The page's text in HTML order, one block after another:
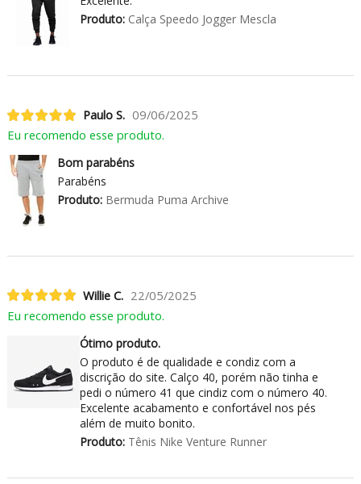
Produto:Calça Speedo Jogger Mescla
Paulo S. 09/06/2025
Eu recomendo esse produto.
Bom parabéns
Parabéns
Produto:Bermuda Puma Archive
Willie C. 22/05/2025
Eu recomendo esse produto.
Ótimo produto.
O produto é de qualidade e condiz com a
discrição do site. Calço 40, porém não tinha e
pedi o número 41 que cindiz com o número 40.
Excelente acabamento e confortável nos pés
além de muito bonito.
Produto:Tênis Nike Venture Runner